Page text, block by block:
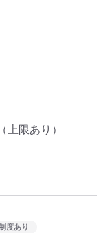
限あり）
度あり